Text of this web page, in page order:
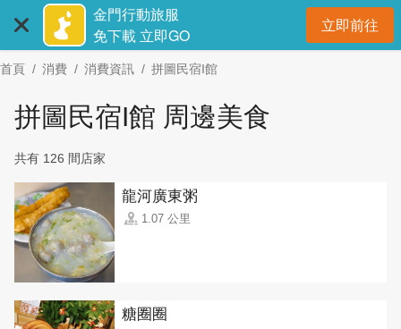
主
要
金門行動旅服
免下載 立即GO
立即前往開
首頁 消費 消費資訊 拼圖民宿I館
拼圖民宿I館 周邊美食
共有 126 間店家
龍河廣東粥
1.07 公里
糖圈圈